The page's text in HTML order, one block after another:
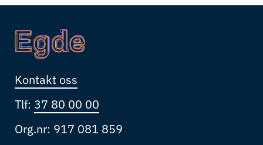
Kontakt oss
Tlf: 37 80 00 00
Org.nr: 917 081 859